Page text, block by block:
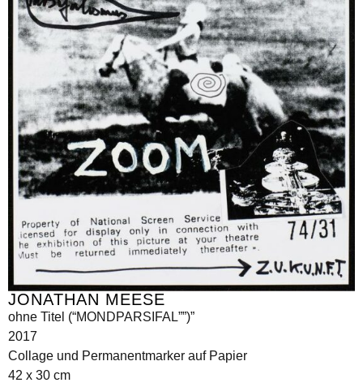
JONATHAN MEESE
ohne Titel (“MONDPARSIFAL””)”
2017
Collage und Permanentmarker auf Papier
42 x 30 cm